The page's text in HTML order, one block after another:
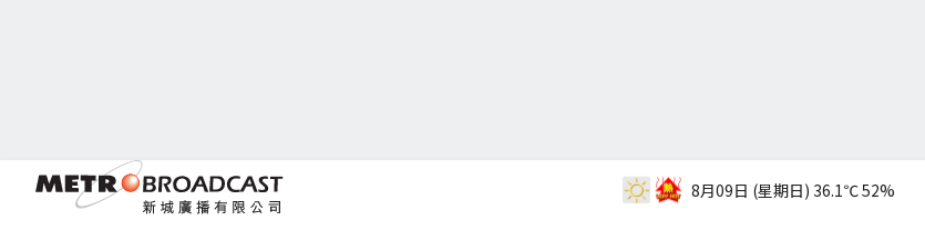
8月09日 (星期日) 36.1℃52%